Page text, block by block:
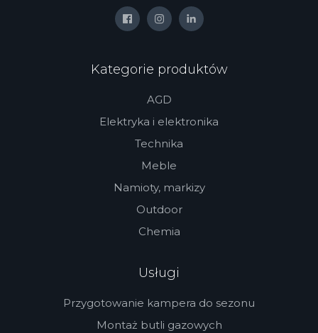
Kategorie produktów
AGD
Elektryka i elektronika
Technika
Meble
Namioty, markizy
Outdoor
Chemia
Usługi
Przygotowanie kampera do sezonu
Montaż butli gazowych
Jestem świadoma/y dobrowolności podania Danych Osobowych oraz
przysługującego mi prawa dostępu do treści danych osobowych i ich
poprawiania lub usunięcia. Administratorem danych osobowych
Wyrażam zgodę na wykorzystanie moich danych zgodnie z